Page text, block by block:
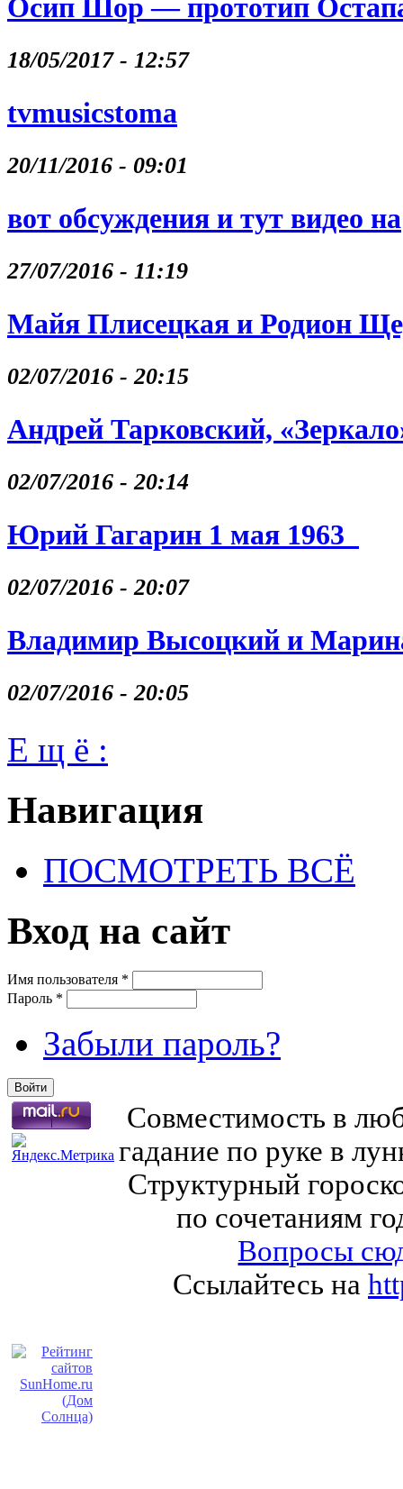
Осип Шор — прототип
18/05/2017 - 12:57
tvmusicstoma
20/11/2016 - 09:01
вот обсуждения и тут видео на
27/07/2016 - 11:19
Майя Плисецкая и Родион
02/07/2016 - 20:15
Андрей Тарковский,
02/07/2016 - 20:14
Юрий Гагарин 1 мая 1963
02/07/2016 - 20:07
Владимир Высоцкий и
02/07/2016 - 20:05
Е щ ё :
Навигация
ПОСМОТРЕТЬ ВСЁ
Вход на сайт
Имя пользователя *
Пароль *
Забыли пароль?
Совместимость в
гадание по руке в
Структурный
по сочетаниям
Вопросы
Ссылайтесь на